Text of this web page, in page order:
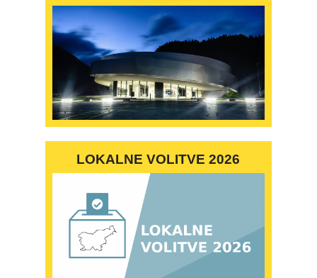
LOKALNE VOLITVE 2026